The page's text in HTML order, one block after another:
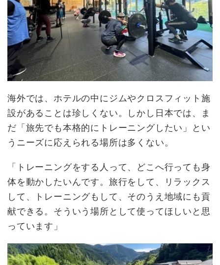
海外では、ホテルの中にジムやクロスフィット施
設があることは珍しくない。しかし日本では、ま
だ「旅先でも本格的にトレーニングしたい」とい
うニーズに応えられる場所は多くない。
「トレーニングをする人って、どこへ行っても身
体を動かしたいんです。旅行をして、リラックス
して、トレーニングもして、そのうえ地域にも貢
献できる。そういう場所として使ってほしいと思
っています」